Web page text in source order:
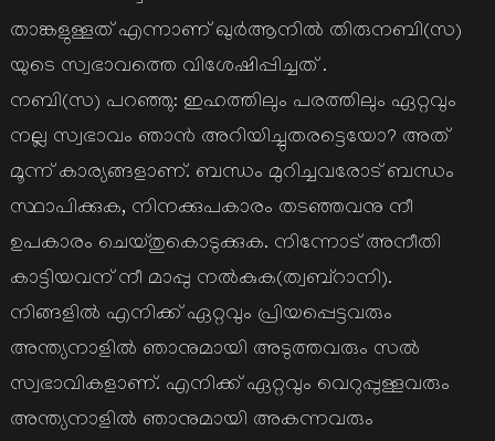
താങ്കളുള്ളത് എന്നാണ് ഖുര്‍ആനില്‍ തിരുനബി(സ)
യുടെ സ്വഭാവത്തെ വിശേഷിപ്പിച്ചത് .
നബി(സ) പറഞ്ഞു: ഇഹത്തിലും പരത്തിലും ഏറ്റവും
നല്ല സ്വഭാവം ഞാന്‍ അറിയിച്ചുതരട്ടെയോ? അത്
മൂന്ന് കാര്യങ്ങളാണ്. ബന്ധം മുറിച്ചവരോട് ബന്ധം
സ്ഥാപിക്കുക, നിനക്കുപകാരം തടഞ്ഞവനു നീ
ഉപകാരം ചെയ്തുകൊടുക്കുക. നിന്നോട് അനീതി
കാട്ടിയവന് നീ മാപ്പു നല്‍കുക(ത്വബ്റാനി).
നിങ്ങളില്‍ എനിക്ക് ഏറ്റവും പ്രിയപ്പെട്ടവരും
അന്ത്യനാളില്‍ ഞാനുമായി അടുത്തവരും സല്‍
സ്വഭാവികളാണ്. എനിക്ക് ഏറ്റവും വെറുപ്പുള്ളവരും
അന്ത്യനാളില്‍ ഞാനുമായി അകന്നവരും